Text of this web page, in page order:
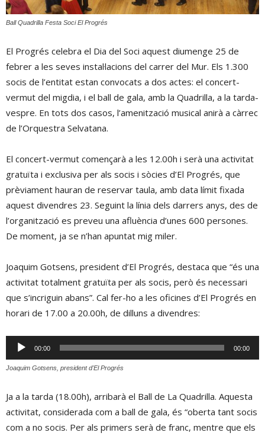
Ball Quadrilla Festa Soci El Progrés
El Progrés celebra el Dia del Soci aquest diumenge 25 de
febrer a les seves instal·lacions del carrer del Mur. Els 1.300
socis de l’entitat estan convocats a dos actes: el concert-
vermut del migdia, i el ball de gala, amb la Quadrilla, a la tarda-
vespre. En tots dos casos, l’amenització musical anirà a càrrec
de l’Orquestra Selvatana.
El concert-vermut començarà a les 12.00h i serà una activitat
gratuïta i exclusiva per als socis i sòcies d’El Progrés, que
prèviament hauran de reservar taula, amb data límit fixada
aquest divendres 23. Seguint la línia dels darrers anys, des de
l’organització es preveu una afluència d’unes 600 persones.
De moment, ja se n’han apuntat mig miler.
Joaquim Gotsens, president d’El Progrés, destaca que “és una
activitat totalment gratuïta per als socis, però és necessari
que s’incriguin abans”. Cal fer-ho a les oficines d’El Progrés en
horari de 17.00 a 20.00h, de dilluns a divendres:
Reproductor
d'àudio
00:00 00:00
Joaquim Gotsens, president d'El Progrés
Ja a la tarda (18.00h), arribarà el Ball de La Quadrilla. Aquesta
activitat, considerada com a ball de gala, és “oberta tant socis
com a no socis. Per als primers serà de franc, mentre que els